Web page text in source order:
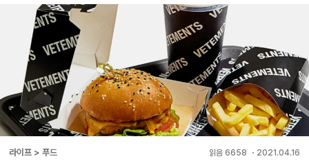
라이프 > 푸드 읽음 6658 ・ 2021.04.16